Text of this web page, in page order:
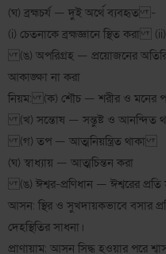
(ঘ) ব্রহ্মচর্য — দুই অর্থে ব্যবহৃত -
(i) চেতনাকে ব্রহ্মজ্ঞানে স্থিত করা
(ঙ) অপরিগ্রহ — প্রয়োজনের
আকাঙ্ক্ষা না করা
নিয়ম: (ক) শৌচ — শরীর ও মনের
(খ) সন্তোষ — সন্তুষ্ট ও আনন্দিত
(গ) তপ — আত্মনিয়ন্ত্রিত থাকা
(ঘ) স্বাধ্যায় — আত্মচিন্তন করা
(ঙ) ঈশ্বর-প্রণিধান — ঈশ্বরের প্রতি
আসন: স্থির ও সুখদায়কভাবে বসার
দেহস্থিতির সাধনা।
প্রাণায়াম: আসন সিদ্ধ হওয়ার পরে